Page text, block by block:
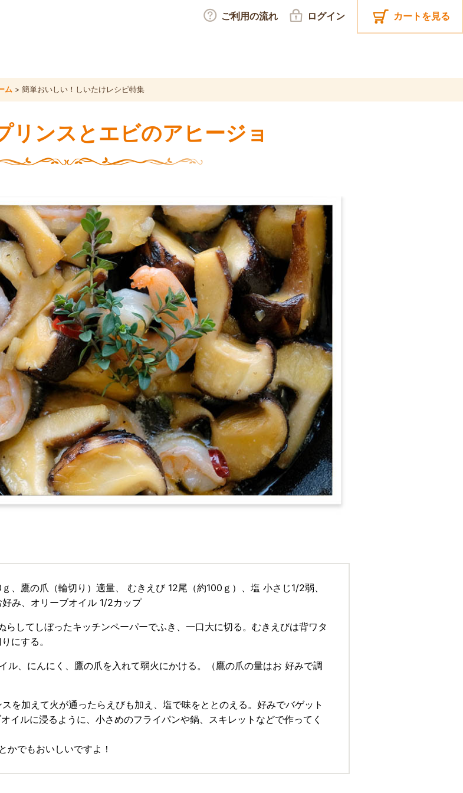
ご利用の流れ ログイン カートを見る
ム > 簡単おいしい！しいたけレシピ特集
リンスとエビのアヒージョ
、鷹の爪（輪切り）適量、 むきえび 12尾（約100ｇ）、塩 小さじ1/2弱、
み、オリーブオイル 1/2カップ
らしてしぼったキッチンペーパーでふき、一口大に切る。むきえびは背ワタ
にする。
ル、にんにく、鷹の爪を入れて弱火にかける。（鷹の爪の量はお 好みで調
を加えて火が通ったらえびも加え、塩で味をととのえる。好みでバゲット
イルに浸るように、小さめのフライパンや鍋、スキレットなどで作ってく
かでもおいしいですよ！